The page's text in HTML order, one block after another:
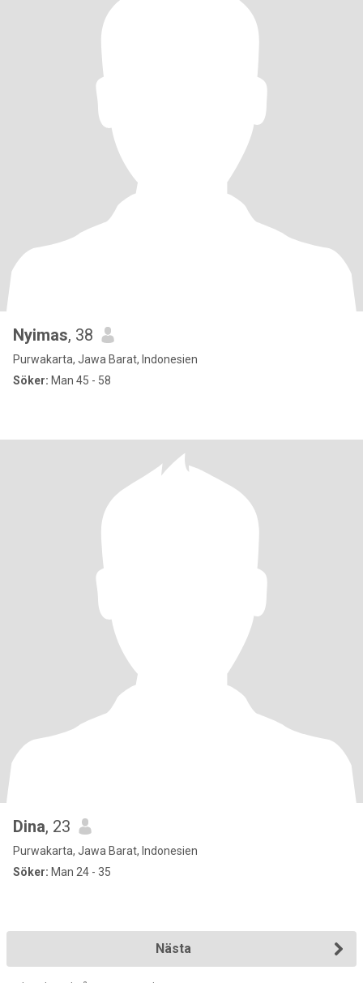
Nyimas, 38
Purwakarta, Jawa Barat, Indonesien
Söker: Man 45 - 58
Dina, 23
Purwakarta, Jawa Barat, Indonesien
Söker: Man 24 - 35
Nästa